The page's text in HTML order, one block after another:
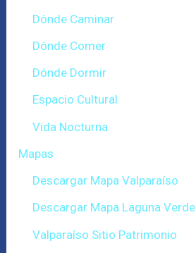
Dónde Caminar
Dónde Comer
Dónde Dormir
Espacio Cultural
Vida Nocturna
Mapas
Descargar Mapa Valparaíso
Descargar Mapa Laguna Verde
Valparaíso Sitio Patrimonio